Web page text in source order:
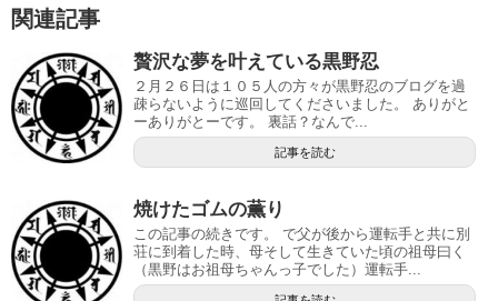
関連記事
贅沢な夢を叶えている黒野忍
２月２６日は１０５人の方々が黒野忍のブログを過
疎らないように巡回してくださいました。 ありがと
ーありがとーです。 裏話？なんで...
記事を読む
焼けたゴムの薫り
この記事の続きです。 で父が後から運転手と共に別
荘に到着した時、母そして生きていた頃の祖母曰く
（黒野はお祖母ちゃんっ子でした）運転手...